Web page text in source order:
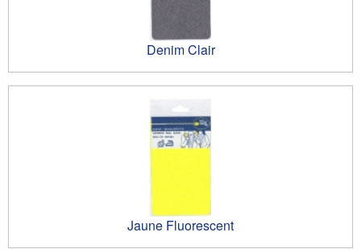
Denim Clair
Jaune Fluorescent